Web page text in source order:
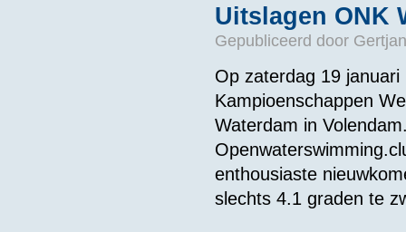
Uitslagen ONK
Gepubliceerd door
Op zaterdag 19
Kampioenschappen
Waterdam in
enthousiaste
slechts 4.1 graden te